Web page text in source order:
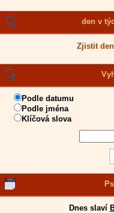
den v
Zjistit
Podle datumu
Podle jména
Klíčová slova
Dnes slaví